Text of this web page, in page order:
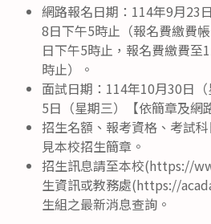
網路報名日期：114年9月23
8日下午5時止（報名費繳費
日下午5時止，報名費繳費至
時止）。
面試日期：114年10月30日
5日（星期三）【依簡章及網
招生名額、報考資格、考試
見本校招生簡章。
招生訊息請至本校(https://
生資訊或教務處(https://
生組之最新消息查詢。